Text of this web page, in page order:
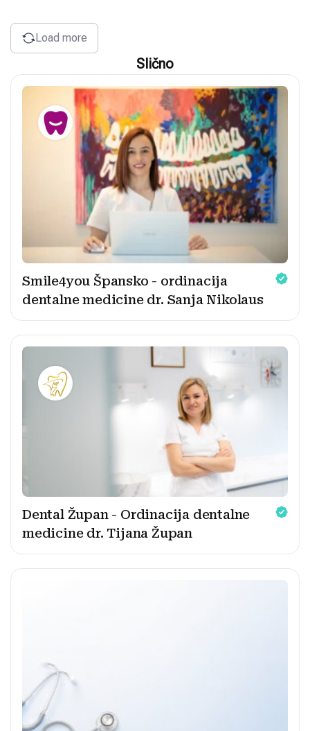
Load more
Slično
Smile4you Špansko - ordinacija
dentalne medicine dr. Sanja Nikolaus
Dental Župan - Ordinacija dentalne
medicine dr. Tijana Župan